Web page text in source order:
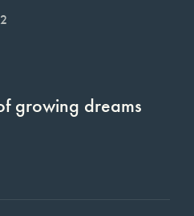
growing dreams